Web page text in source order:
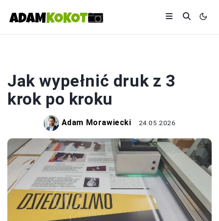
Jak wypełnić druk z 3
krok po kroku
Adam Morawiecki 24.05.2026